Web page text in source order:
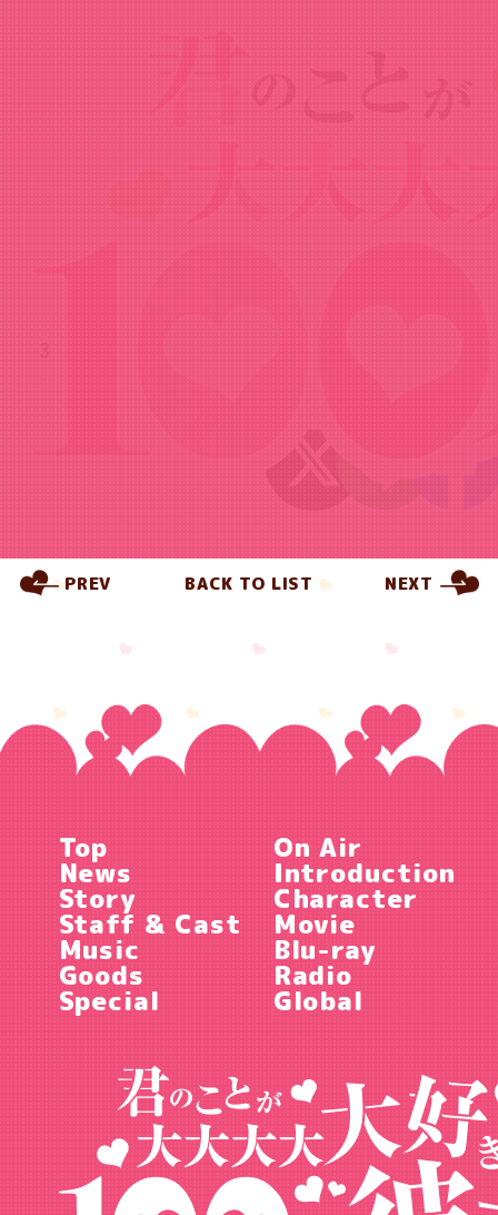
News
33回（2025年3月28日配信）
PREV BACK TO LIST NEXT
Top On Air
News Introduction
Story Character
Staff & Cast Movie
Music Blu-ray
Goods Radio
Special Global